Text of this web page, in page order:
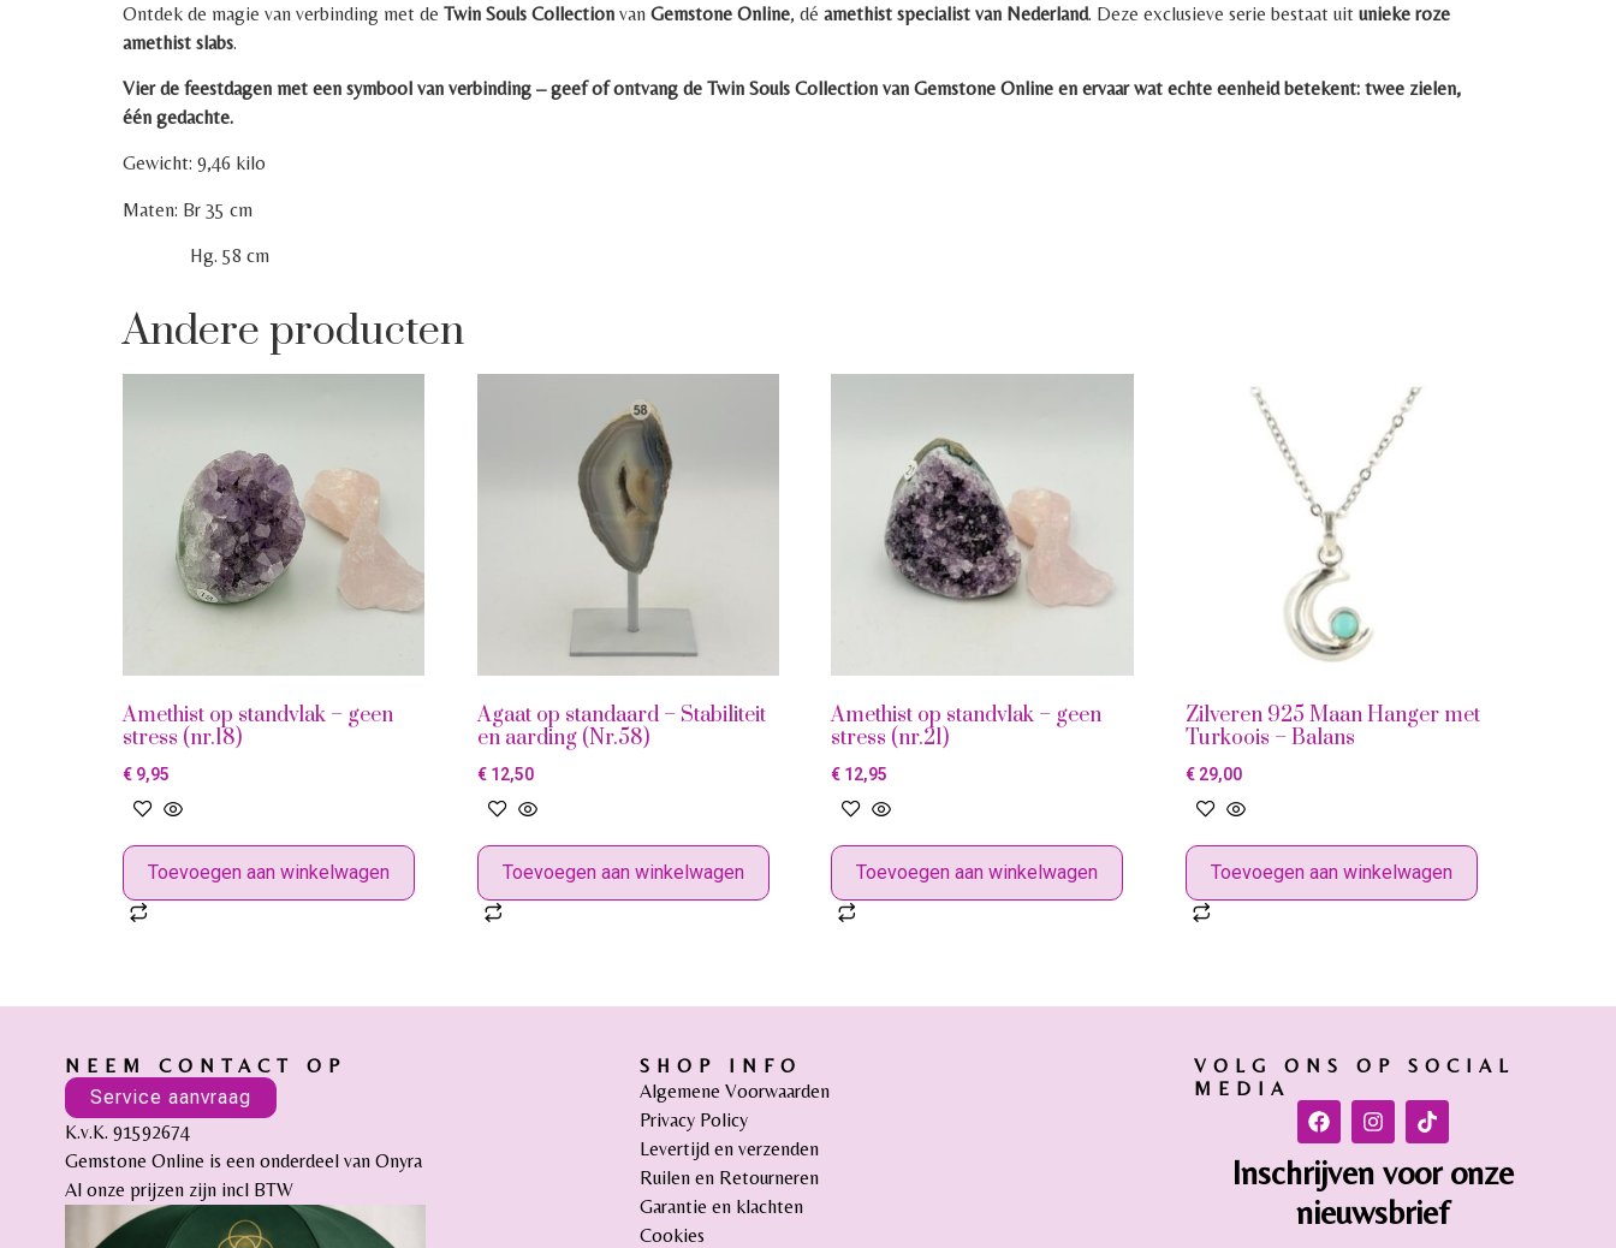
Ontdek de magie van verbinding met de Twin Souls Collection van Gemstone Online, dé amethist specialist van Nederland. Deze exclusieve serie bestaat uit unieke roze
amethist slabs.
Vier de feestdagen met een symbool van verbinding – geef of ontvang de Twin Souls Collection van Gemstone Online en ervaar wat echte eenheid betekent: twee zielen,
één gedachte.
Gewicht: 9,46 kilo
Maten: Br 35 cm
Hg. 58 cm
Andere producten
Amethist op standvlak – geen
stress (nr.18)
€ 9,95
Toevoegen aan winkelwagen
Agaat op standaard – Stabiliteit
en aarding (Nr.58)
€12,50
Toevoegen aan winkelwagen
Amethist op standvlak – geen
stress (nr.21)
€ 12,95
Toevoegen aan winkelwagen
Zilveren 925 Maan Hanger met
Turkoois – Balans
€ 29,00
Toevoegen aan winkelwagen
NEEM CONTACT OP
Service aanvraag
K.v.K. 91592674
Gemstone Online is een onderdeel van Onyra
Al onze prijzen zijn incl BTW
SHOP INFO
Algemene Voorwaarden
Privacy Policy
Levertijd en verzenden
Ruilen en Retourneren
Garantie en klachten
Cookies
VOLG ONS OP SOCIAL
MEDIA
Inschrijven voor onze
nieuwsbrief